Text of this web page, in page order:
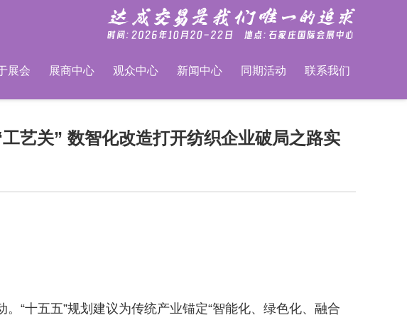
展会 展商中心 观众中心 新闻中心 同期活动 联系我们
艺关” 数智化改造打开纺织企业破局之路实
“十五五”规划建议为传统产业锚定“智能化、绿色化、融合